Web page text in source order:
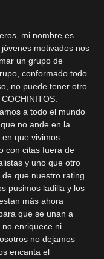
mi nombre es
motivados nos
un grupo de
conformado todo
no puede tener otro
a todo el mundo
no ande en la
que vivimos
con citas fuera de
y uno que otro
que nuestro rating
pusimos ladilla y los
más ahora
que se unan a
enriquece ni
no dejamos
encanta el